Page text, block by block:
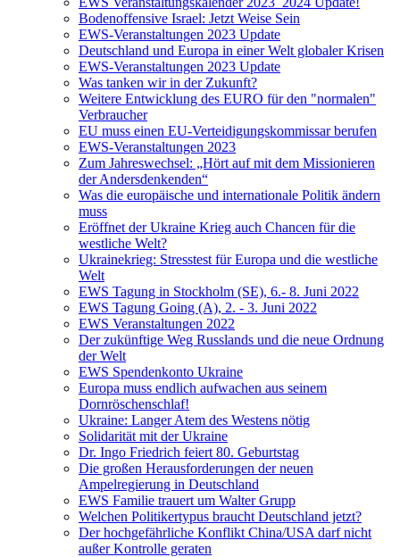
Bodenoffensive Israel: Jetzt Weise Sein
EWS-Veranstaltungen 2023 Update
Deutschland und Europa in einer Welt globaler Krisen
EWS-Veranstaltungen 2023 Update
Was tanken wir in der Zukunft?
Weitere Entwicklung des EURO für den "normalen"
Verbraucher
EU muss einen EU-Verteidigungskommissar berufen
EWS-Veranstaltungen 2023
Zum Jahreswechsel: „Hört auf mit dem Missionieren
der Andersdenkenden“
Was die europäische und internationale Politik ändern
muss
Eröffnet der Ukraine Krieg auch Chancen für die
westliche Welt?
Ukrainekrieg: Stresstest für Europa und die westliche
Welt
EWS Tagung in Stockholm (SE), 6.- 8. Juni 2022
EWS Tagung Going (A), 2. - 3. Juni 2022
EWS Veranstaltungen 2022
Der zukünftige Weg Russlands und die neue Ordnung
der Welt
EWS Spendenkonto Ukraine
Europa muss endlich aufwachen aus seinem
Dornröschenschlaf!
Ukraine: Langer Atem des Westens nötig
Solidarität mit der Ukraine
Dr. Ingo Friedrich feiert 80. Geburtstag
Die großen Herausforderungen der neuen
Ampelregierung in Deutschland
EWS Familie trauert um Walter Grupp
Welchen Politikertypus braucht Deutschland jetzt?
Der hochgefährliche Konflikt China/USA darf nicht
außer Kontrolle geraten